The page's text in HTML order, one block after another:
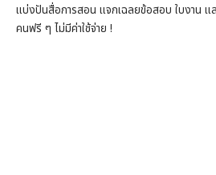
แบ่งปันสื่อการสอน แจกเฉลยข้อสอบ ใบงาน แ
คนฟรี ๆ ไม่มีค่าใช้จ่าย !